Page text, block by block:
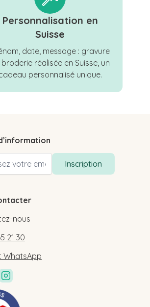
Personnalisation en
Suisse
date, message : gravure
réalisée en Suisse, un
personnalisé unique.
Inscription
nous
21 30
WhatsApp